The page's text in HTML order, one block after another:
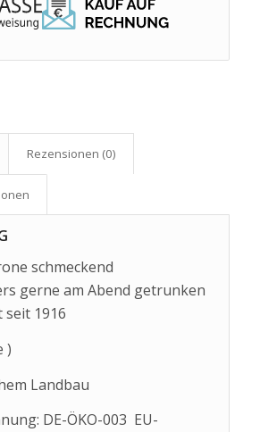
Rezensionen (0)
schmeckend
gerne am Abend getrunken
seit 1916
)
Landbau
DE-ÖKO-003 EU-